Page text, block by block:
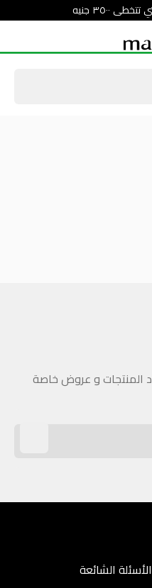
٣٥٠٠ جنيه
المنتجات و عروض خاصة
الأسئلة الشائعة